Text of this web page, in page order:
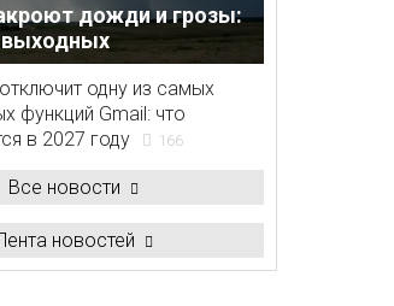
дожди и грозы:
выходных
одну из самых
функций Gmail: что
в 2027 году
166
Все новости
новостей